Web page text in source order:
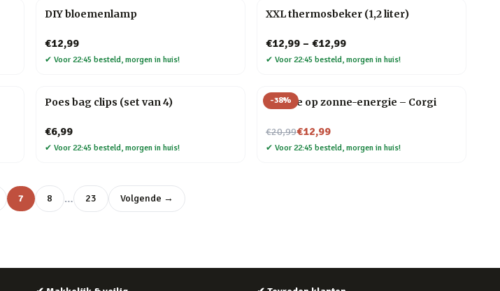
DIY bloemenlamp
€12,99
✔ Voor 22:45 besteld, morgen in huis!
XXL thermosbeker (1,2 liter)
€12,99 – €12,99
✔ Voor 22:45 besteld, morgen in huis!
Poes bag clips (set van 4)
€6,99
✔ Voor 22:45 besteld, morgen in huis!
-38%
Hondje op zonne-energie – Corgi
€20,99
Nu voor€12,99
✔ Voor 22:45 besteld, morgen in huis!
7 8 … 23 Volgende →